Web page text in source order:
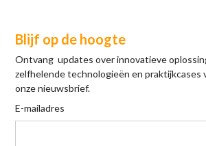
Blijf op de hoogte
Ontvang updates over innovatieve
zelfhelende technologieën en praktijkcases
onze nieuwsbrief.
E-mailadres